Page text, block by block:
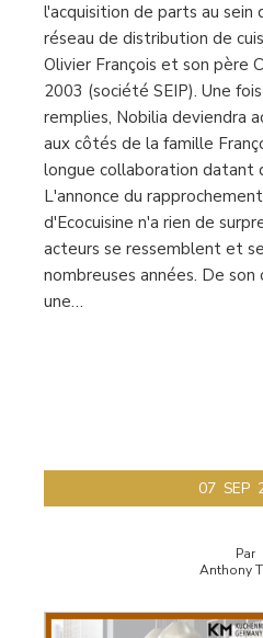
l'acquisition de parts au sein
réseau de distribution de
Olivier François et son père
2003 (société SEIP). Une
remplies, Nobilia deviendra
aux côtés de la famille
longue collaboration datant
L'annonce du
d'Ecocuisine n'a rien de
acteurs se ressemblent et
nombreuses années. De
une…
07 SEP
Par
Anthony